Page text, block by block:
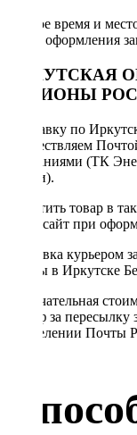
Точное время и
после оформления
ИРКУТСКАЯ
РЕГИОНЫ
Отправку по
осуществляем
компаниями (ТК
линии).
Оплатить товар в
через сайт при
Доставка курьером
Почты в Иркутске
Окончательная
Тариф за пересылку
в отделении Почты